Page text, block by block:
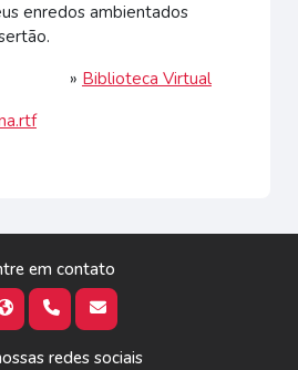
enredos ambientados
» Biblioteca Virtual
em contato
redes sociais